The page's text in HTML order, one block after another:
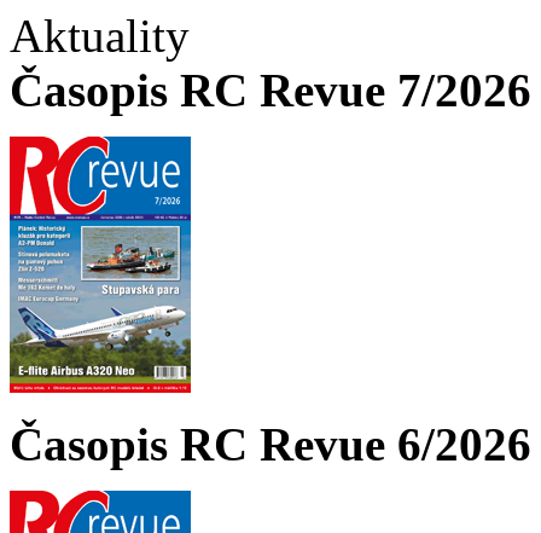
Aktuality
Časopis RC Revue 7/
Časopis RC Revue 6/